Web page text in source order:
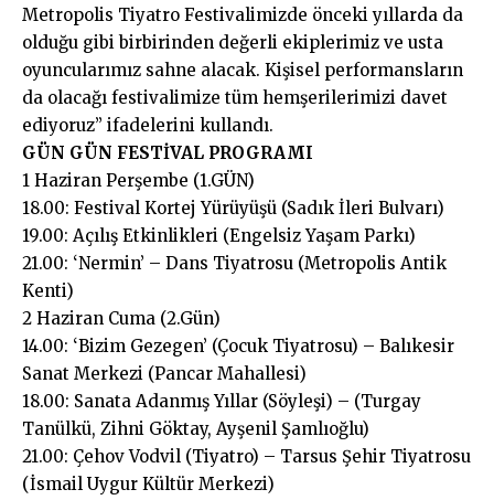
Metropolis Tiyatro Festivalimizde önceki yıllarda da
olduğu gibi birbirinden değerli ekiplerimiz ve usta
oyuncularımız sahne alacak. Kişisel performansların
da olacağı festivalimize tüm hemşerilerimizi davet
ediyoruz” ifadelerini kullandı.
GÜN GÜN FESTİVAL PROGRAMI
1 Haziran Perşembe (1.GÜN)
18.00: Festival Kortej Yürüyüşü (Sadık İleri Bulvarı)
19.00: Açılış Etkinlikleri (Engelsiz Yaşam Parkı)
21.00: ‘Nermin’ – Dans Tiyatrosu (Metropolis Antik
Kenti)
2 Haziran Cuma (2.Gün)
14.00: ‘Bizim Gezegen’ (Çocuk Tiyatrosu) – Balıkesir
Sanat Merkezi (Pancar Mahallesi)
18.00: Sanata Adanmış Yıllar (Söyleşi) – (Turgay
Tanülkü, Zihni Göktay, Ayşenil Şamlıoğlu)
21.00: Çehov Vodvil (Tiyatro) – Tarsus Şehir Tiyatrosu
(İsmail Uygur Kültür Merkezi)